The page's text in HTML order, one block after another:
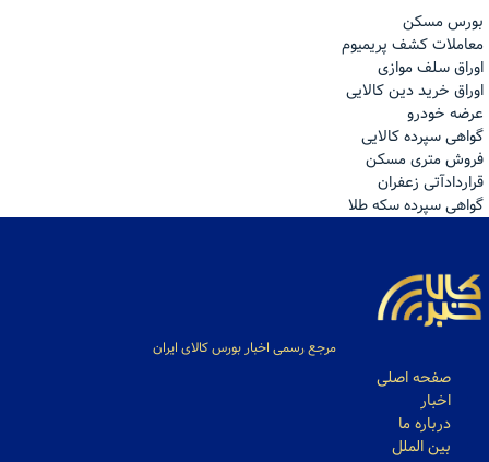
بورس مسکن
معاملات کشف پریمیوم
اوراق سلف موازی
اوراق خرید دین کالایی
عرضه خودرو
گواهی سپرده کالایی
فروش مترى مسكن
قراردادآتی زعفران
گواهی سپرده سکه طلا
مرجع رسمی اخبار بورس کالای ایران
صفحه اصلی
اخبار
درباره ما
بین الملل